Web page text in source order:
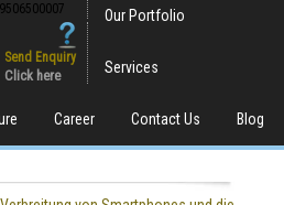
9506500007
Send Enquiry
Click here
Our Portfolio
Services
Career Contact Us Blog